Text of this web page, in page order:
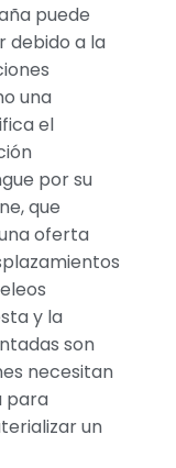
puede
debido a la
una
el
por su
que
oferta
y la
son
necesitan
para
un